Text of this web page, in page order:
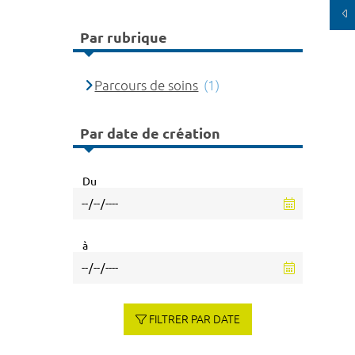
Par rubrique
Parcours de soins (1)
Par date de création
Du
à
FILTRER PAR DATE